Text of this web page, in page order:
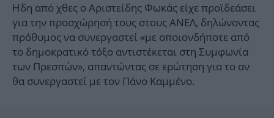
Ηδη από χθες ο Αριστείδης Φωκάς είχε προϊδεάσει
για την προσχώρησή τους στους ΑΝΕΛ, δηλώνοντας
πρόθυμος να συνεργαστεί «με οποιονδήποτε από
το δημοκρατικό τόξο αντιστέκεται στη Συμφωνία
των Πρεσπών», απαντώντας σε ερώτηση για το αν
θα συνεργαστεί με τον Πάνο Καμμένο.